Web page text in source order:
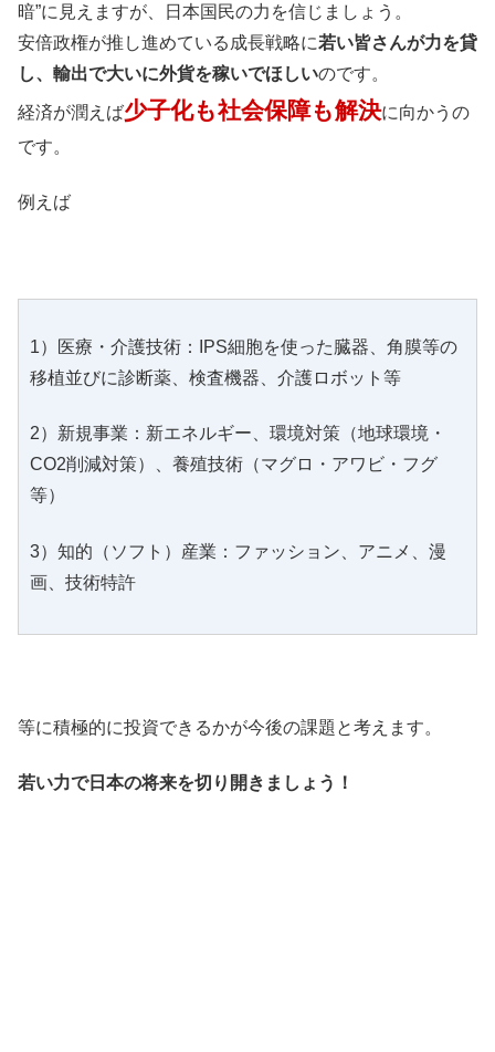
暗”に見えますが、日本国民の力を信じましょう。
安倍政権が推し進めている成長戦略に若い皆さんが力を貸
し、輸出で大いに外貨を稼いでほしいのです。
経済が潤えば少子化も社会保障も解決に向かうの
です。
例えば
1）医療・介護技術：IPS細胞を使った臓器、角膜等の
移植並びに診断薬、検査機器、介護ロボット等
2）新規事業：新エネルギー、環境対策（地球環境・
CO2削減対策）、養殖技術（マグロ・アワビ・フグ
等）
3）知的（ソフト）産業：ファッション、アニメ、漫
画、技術特許
等に積極的に投資できるかが今後の課題と考えます。
若い力で日本の将来を切り開きましょう！